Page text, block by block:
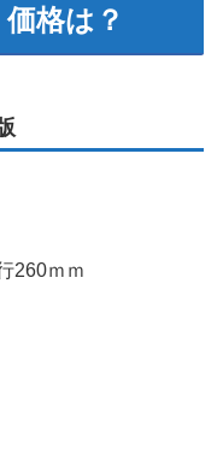
格は？
260ｍｍ